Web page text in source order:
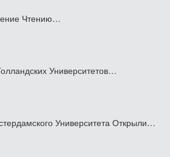
Чтению…
Университетов…
Университета Открыли…